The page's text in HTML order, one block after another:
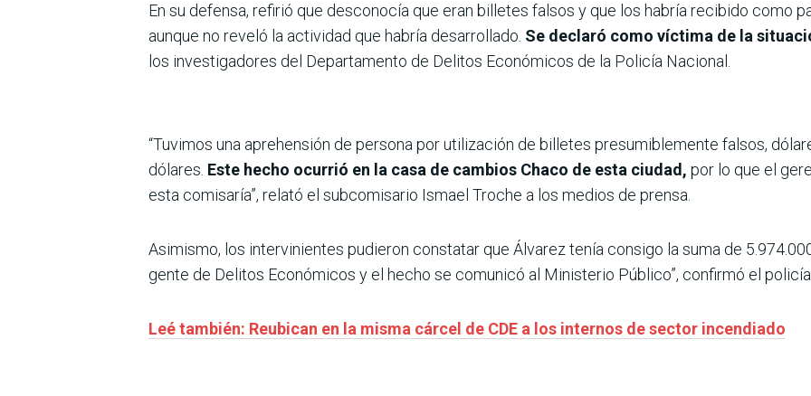
En su defensa, refirió que desconocía que eran billetes falsos y que los habría recibido como
aunque no reveló la actividad que habría desarrollado. Se declaró como víctima de la
los investigadores del Departamento de Delitos Económicos de la Policía Nacional.
“Tuvimos una aprehensión de persona por utilización de billetes presumiblemente falsos,
dólares. Este hecho ocurrió en la casa de cambios Chaco de esta ciudad, por lo que el
esta comisaría”, relató el subcomisario Ismael Troche a los medios de prensa.
Asimismo, los intervinientes pudieron constatar que Álvarez tenía consigo la suma de
gente de Delitos Económicos y el hecho se comunicó al Ministerio Público”, confirmó el policía.
Leé también: Reubican en la misma cárcel de CDE a los internos de sector incendiado